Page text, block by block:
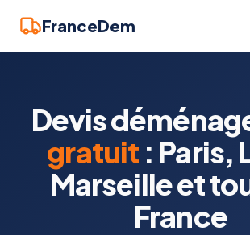
FranceDem
Devis
gratuit : Paris,
Marseille et
France